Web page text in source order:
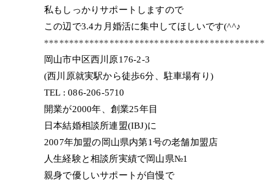
私もしっかりサポートしますので
この辺で3.4カ月婚活に集中してほしいです(^^♪
********************************************
岡山市中区西川原176-2-3
(西川原就実駅から徒歩6分、駐車場有り)
TEL : 086-206-5710
開業が2000年、創業25年目
日本結婚相談所連盟(IBJ)に
2007年加盟の岡山県内第1号の老舗加盟店
人生経験と相談所実績で岡山県№1
親身で優しいサポートが自慢で